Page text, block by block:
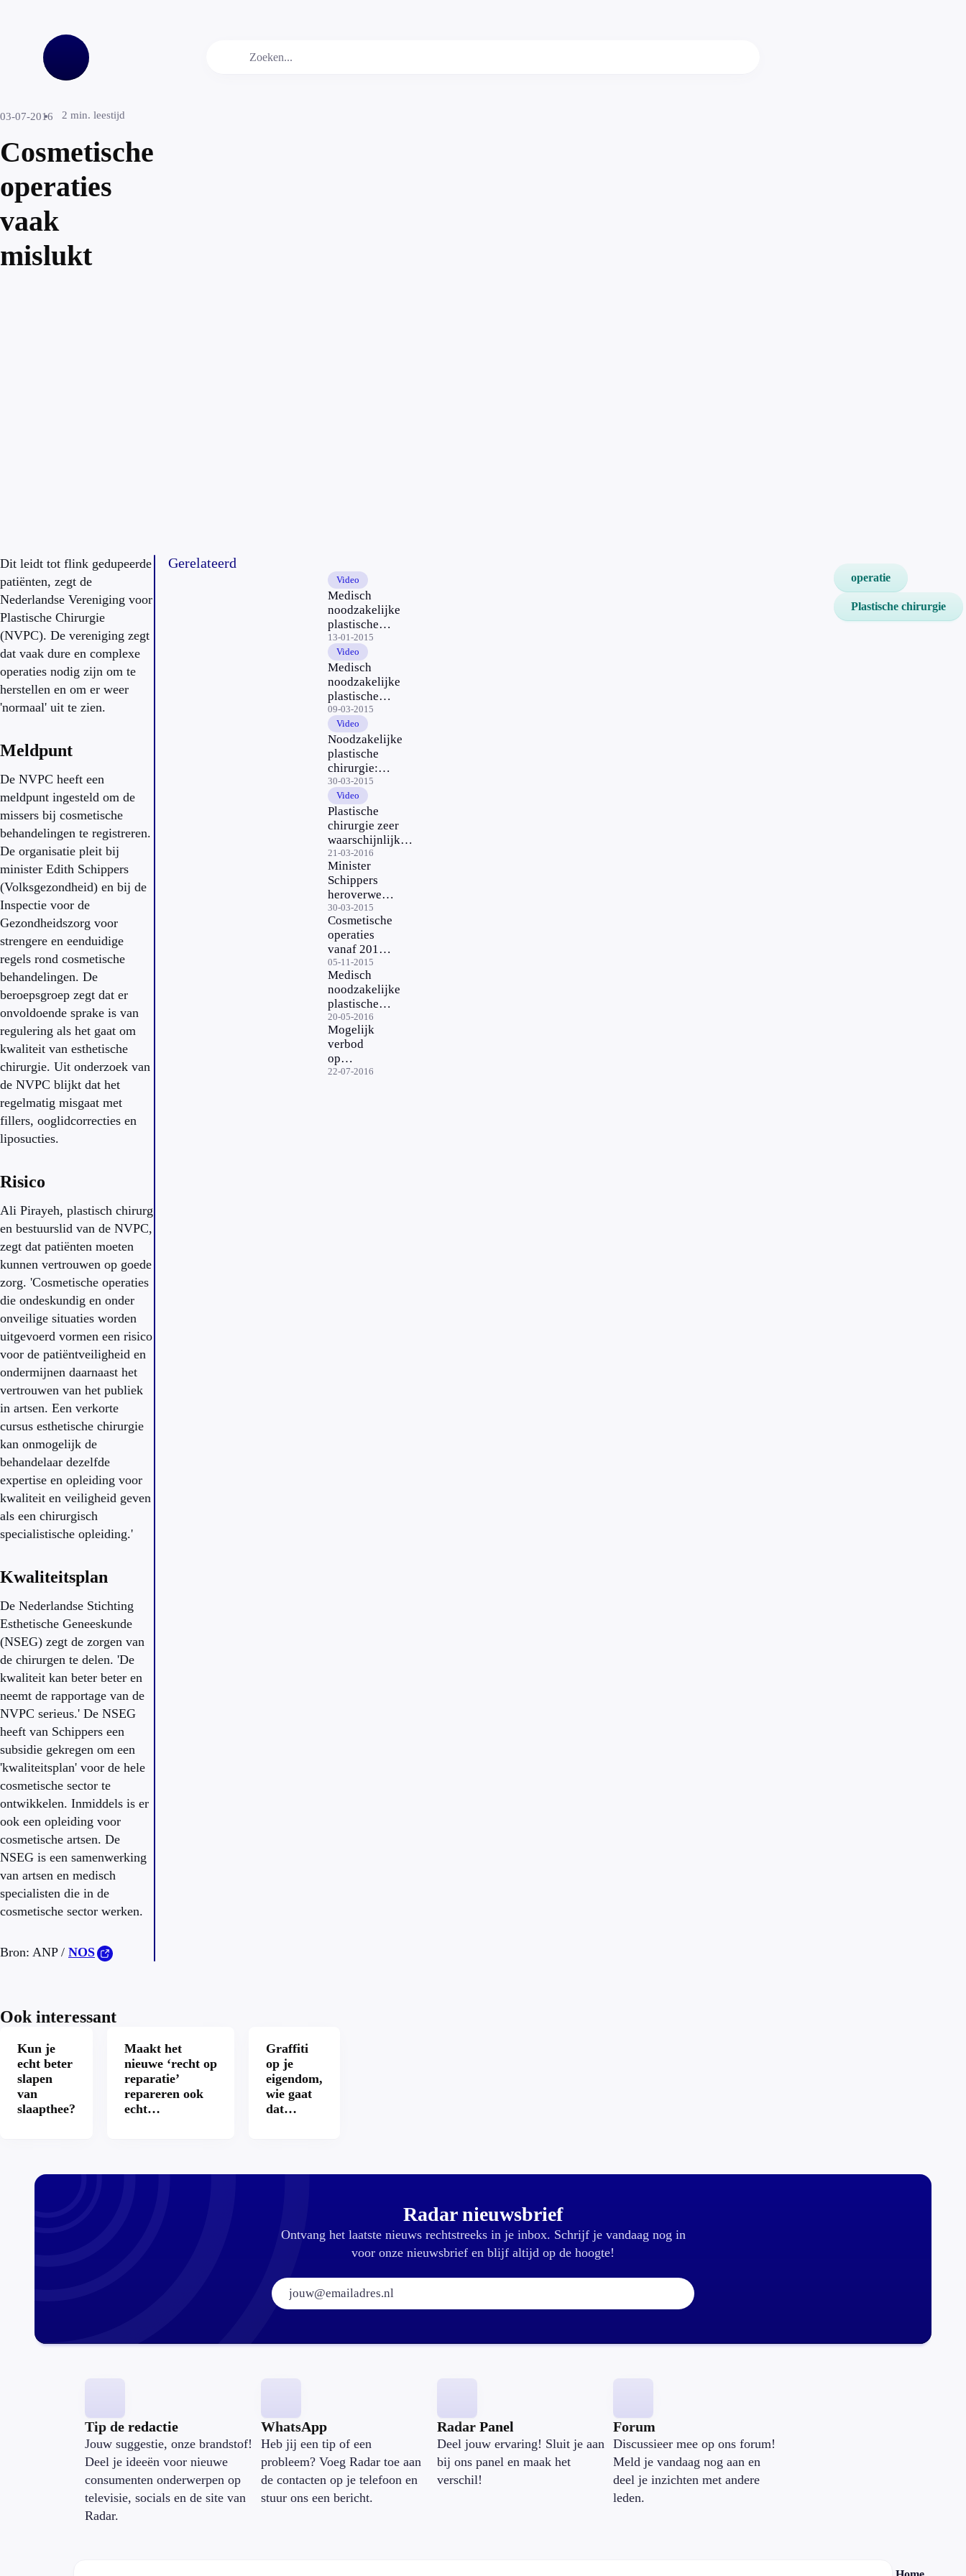
03-07-2016 2 min. leestijd
Cosmetische
operaties
vaak
mislukt
Dit leidt tot flink gedupeerde
patiënten, zegt de
Nederlandse Vereniging voor
Plastische Chirurgie
(NVPC). De vereniging zegt
dat vaak dure en complexe
operaties nodig zijn om te
herstellen en om er weer
'normaal' uit te zien.
Meldpunt
De NVPC heeft een
meldpunt ingesteld om de
missers bij cosmetische
behandelingen te registreren.
De organisatie pleit bij
minister Edith Schippers
(Volksgezondheid) en bij de
Inspectie voor de
Gezondheidszorg voor
strengere en eenduidige
regels rond cosmetische
behandelingen. De
beroepsgroep zegt dat er
onvoldoende sprake is van
regulering als het gaat om
kwaliteit van esthetische
chirurgie. Uit onderzoek van
de NVPC blijkt dat het
regelmatig misgaat met
fillers, ooglidcorrecties en
liposucties.
Risico
Ali Pirayeh, plastisch chirurg
en bestuurslid van de NVPC,
zegt dat patiënten moeten
kunnen vertrouwen op goede
zorg. 'Cosmetische operaties
die ondeskundig en onder
onveilige situaties worden
uitgevoerd vormen een risico
voor de patiëntveiligheid en
ondermijnen daarnaast het
vertrouwen van het publiek
in artsen. Een verkorte
cursus esthetische chirurgie
kan onmogelijk de
behandelaar dezelfde
expertise en opleiding voor
kwaliteit en veiligheid geven
als een chirurgisch
specialistische opleiding.'
Kwaliteitsplan
De Nederlandse Stichting
Esthetische Geneeskunde
(NSEG) zegt de zorgen van
de chirurgen te delen. 'De
kwaliteit kan beter beter en
neemt de rapportage van de
NVPC serieus.' De NSEG
heeft van Schippers een
subsidie gekregen om een
'kwaliteitsplan' voor de hele
cosmetische sector te
ontwikkelen. Inmiddels is er
ook een opleiding voor
cosmetische artsen. De
NSEG is een samenwerking
van artsen en medisch
specialisten die in de
cosmetische sector werken.
Bron: ANP / NOS
Gerelateerd
Video
Medisch
noodzakelijke
plastische
chirurgie
13-01-2015
Video
Medisch
noodzakelijke
plastische
chirurgie –
deel 2
09-03-2015
Video
Noodzakelijke
plastische
chirurgie:
interview met
Schippers
30-03-2015
Video
Plastische
chirurgie zeer
waarschijnlijk
terug in
basisverzekering
21-03-2016
Minister
Schippers
heroverweegt
opname
plastische
chirurgie in
basispakket
30-03-2015
Cosmetische
operaties
vanaf 2017
mogelijk
weer
vergoed
05-11-2015
Medisch
noodzakelijke
plastische
chirurgie
weer vergoed
20-05-2016
Mogelijk
verbod
op
facelift
22-07-2016
operatie
Plastische chirurgie
Ook interessant
Kun je
echt beter
slapen
van
slaapthee?
Maakt het
nieuwe ‘recht op
reparatie’
repareren ook
echt
Graffiti
op je
eigendom,
wie gaat
dat
Radar nieuwsbrief
Ontvang het laatste nieuws rechtstreeks in je inbox. Schrijf je vandaag nog in
voor onze nieuwsbrief en blijf altijd op de hoogte!
E-mailadres:
Tip de redactie
Jouw suggestie, onze brandstof!
Deel je ideeën voor nieuwe
consumenten onderwerpen op
televisie, socials en de site van
Radar.
WhatsApp
Heb jij een tip of een
probleem? Voeg Radar toe aan
de contacten op je telefoon en
stuur ons een bericht.
Radar Panel
Deel jouw ervaring! Sluit je aan
bij ons panel en maak het
verschil!
Forum
Discussieer mee op ons forum!
Meld je vandaag nog aan en
deel je inzichten met andere
leden.